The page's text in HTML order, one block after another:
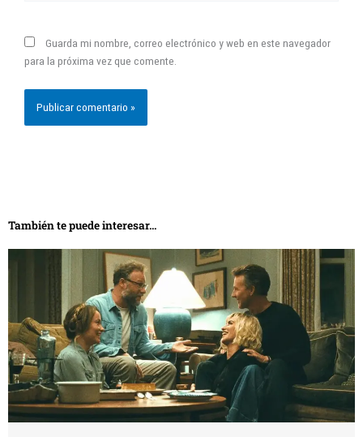
Guarda mi nombre, correo electrónico y web en este navegador
para la próxima vez que comente.
También te puede interesar...